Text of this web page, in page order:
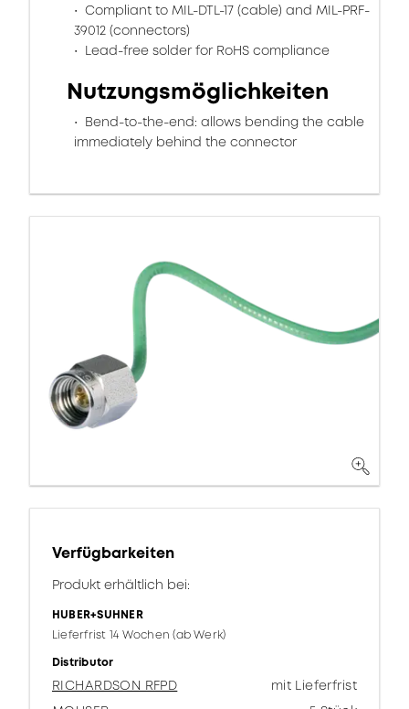
Compliant to MIL-DTL-17 (cable) and MIL-PRF-
39012 (connectors)
Lead-free solder for RoHS compliance
Nutzungsmöglichkeiten
Bend-to-the-end: allows bending the cable
immediately behind the connector
Verfügbarkeiten
Produkt erhältlich bei:
HUBER+SUHNER
Lieferfrist 14 Wochen (ab Werk)
Distributor
RICHARDSON RFPD
mit Lieferfrist